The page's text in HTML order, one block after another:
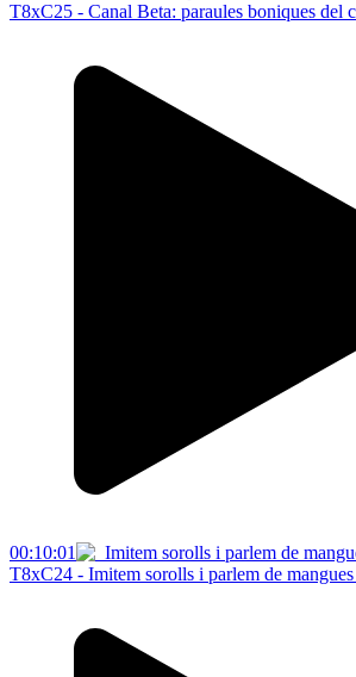
T8xC25 - Canal Beta: paraules boniques del
00:10:01
T8xC24 - Imitem sorolls i parlem de mangues